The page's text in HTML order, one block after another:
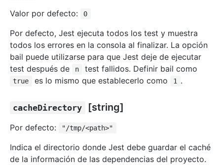
Valor por defecto: 0
Por defecto, Jest ejecuta todos los test y muestra
todos los errores en la consola al finalizar. La opción
bail puede utilizarse para que Jest deje de ejecutar
test después de
n test fallidos. Definir bail como
true es lo mismo que establecerlo como 1 .
cacheDirectory [string]
Por defecto: "/tmp/<path>"
Indica el directorio donde Jest debe guardar el caché
de la información de las dependencias del proyecto.